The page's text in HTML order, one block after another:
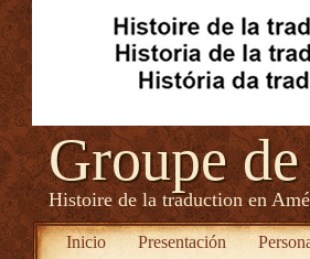
Groupe
Histoire de la traduction en
Inicio Presentación